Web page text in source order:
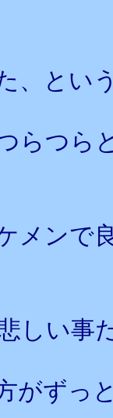
、とい
らつら
メンで
しい事
がずっ